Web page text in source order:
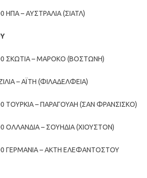
ΗΠΑ – ΑΥΣΤΡΑΛΙΑ (ΣΙΑΤΛ)
ΣΚΩΤΙΑ – ΜΑΡΟΚΟ (ΒΟΣΤΩΝΗ)
– ΑΪΤΗ (ΦΙΛΑΔΕΛΦΕΙΑ)
ΤΟΥΡΚΙΑ – ΠΑΡΑΓΟΥΑΗ (ΣΑΝ ΦΡΑΝΣΙΣΚΟ)
ΟΛΛΑΝΔΙΑ – ΣΟΥΗΔΙΑ (ΧΙΟΥΣΤΟΝ)
ΓΕΡΜΑΝΙΑ – ΑΚΤΗ ΕΛΕΦΑΝΤΟΣΤΟΥ